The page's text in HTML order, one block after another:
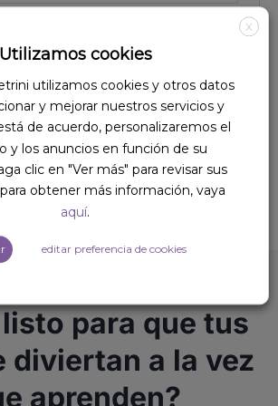
para que tus
diviertan a la vez
aprenden?
X
Utilizamos cookies
utilizamos cookies y otros datos
y mejorar nuestros servicios y
de acuerdo, personalizaremos el
y los anuncios en función de su
clic en "Ver más" para revisar sus
obtener más información, vaya
aquí.
editar preferencia de cookies